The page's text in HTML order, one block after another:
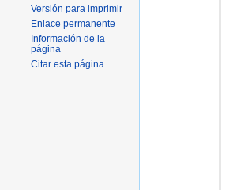
Versión para imprimir
Enlace permanente
Información de la
página
Citar esta página